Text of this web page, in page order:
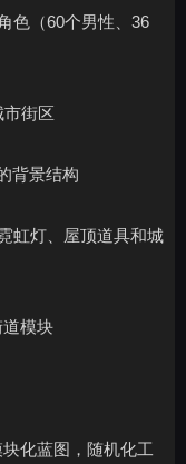
色（60个男性、36
市街区
背景结构
虹灯、屋顶道具和城
道模块
化蓝图，随机化工